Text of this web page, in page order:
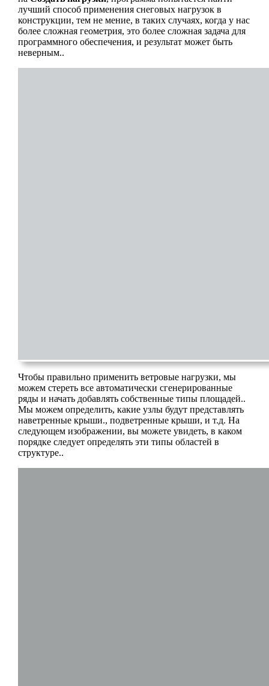
лучший способ применения снеговых нагрузок в
конструкции, тем не мение, в таких случаях, когда у нас
более сложная геометрия, это более сложная задача для
программного обеспечения, и результат может быть
неверным..
Чтобы правильно применить ветровые нагрузки, мы
можем стереть все автоматически сгенерированные
ряды и начать добавлять собственные типы площадей..
Мы можем определить, какие узлы будут представлять
наветренные крыши., подветренные крыши, и т.д. На
следующем изображении, вы можете увидеть, в каком
порядке следует определять эти типы областей в
структуре..